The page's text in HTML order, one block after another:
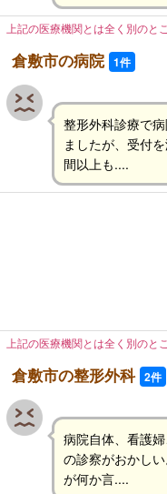
上記の医療機関とは全く別のと
倉敷市の病院 1件
整形外科診療で
ましたが、受付
間以上も....
上記の医療機関とは全く別のと
倉敷市の整形外科 2件
病院自体、看護
の診察がおかし
が何か言....